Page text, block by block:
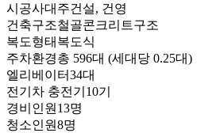
시공사대주건설, 건영
건축구조철골콘크리트구조
복도형태 복도식
주차환경총 596대 (세대당 0.25대)
엘리베이터34대
전기차 충전기 10기
경비인원 13명
청소인원8명